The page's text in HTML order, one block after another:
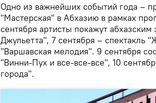
Одно из важнейших событий года –
"Мастерская" в Абхазию в рамках
сентября артисты покажут
Джульетта", 7 сентября – спектакль
"Варшавская мелодия". 9 сентября
"Винни-Пух и все-все-все", 10
города".